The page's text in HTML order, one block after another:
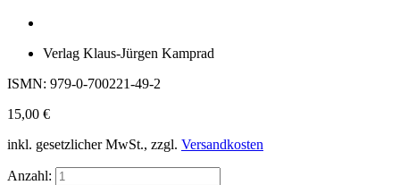
Verlag Klaus-Jürgen Kamprad
ISMN: 979-0-700221-49-2
15,00 €
inkl. gesetzlicher MwSt., zzgl. Versandkosten
Anzahl: